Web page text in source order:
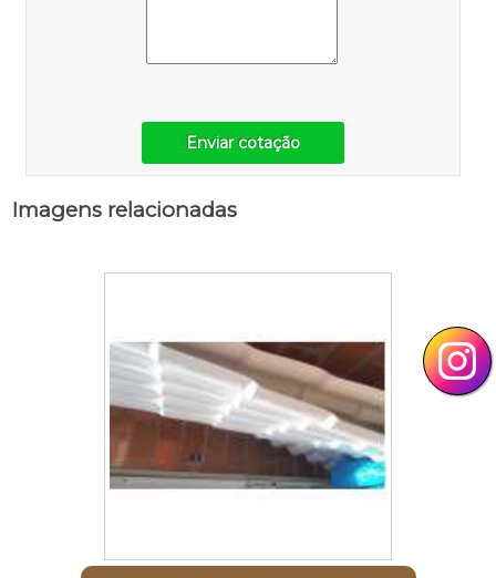
Enviar cotação
Imagens relacionadas